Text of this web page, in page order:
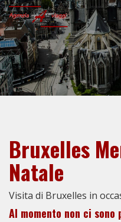
Bruxelles
Natale
Visita di Bruxelles in
Al momento non ci